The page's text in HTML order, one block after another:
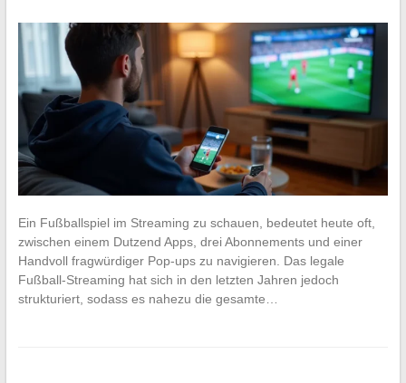
Ein Fußballspiel im Streaming zu schauen, bedeutet heute oft,
zwischen einem Dutzend Apps, drei Abonnements und einer
Handvoll fragwürdiger Pop-ups zu navigieren. Das legale
Fußball-Streaming hat sich in den letzten Jahren jedoch
strukturiert, sodass es nahezu die gesamte…